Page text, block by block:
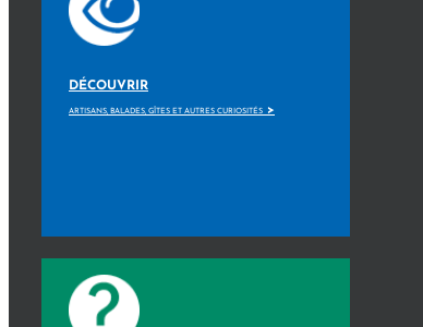
DÉCOUVRIR
ARTISANS, BALADES, GÎTES ET AUTRES CURIOSITÉS >